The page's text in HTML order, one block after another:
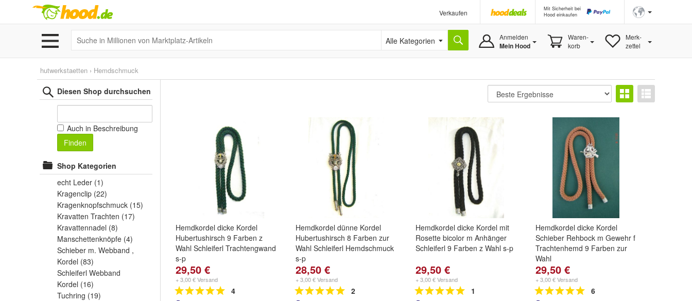
Verkaufen
Mit Sicherheit bei
Hood einkaufen
Alle Kategorien Anmelden
Mein Hood
Waren-
korb
Merk-
zettel
hutwerkstaetten › Hemdschmuck
Diesen Shop durchsuchen
Auch in Beschreibung
Finden
Shop Kategorien
echt Leder (1)
Kragenclip (22)
Kragenknopfschmuck (15)
Kravatten Trachten (17)
Kravattennadel (8)
Manschettenknöpfe (4)
Schieber m. Webband ,
Kordel (83)
Schleiferl Webband
Kordel (16)
Tuchring (19)
Hemdkordel dicke Kordel
Hubertushirsch 9 Farben z
Wahl Schleiferl Trachtengwand
s-p
29,50 €
+ 3,00 € Versand
4
Hemdkordel dünne Kordel
Hubertushirsch 8 Farben zur
Wahl Schleiferl Hemdschmuck
s-p
28,50 €
+ 3,00 € Versand
2
Hemdkordel dicke Kordel mit
Rosette bicolor m Anhänger
Schleiferl 9 Farben z Wahl s-p
29,50 €
+ 3,00 € Versand
1
Hemdkordel dicke Kordel
Schieber Rehbock m Gewehr f
Trachtenhemd 9 Farben zur
Wahl
29,50 €
+ 3,00 € Versand
6